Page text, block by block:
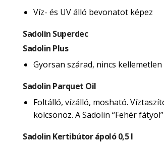
Víz- és UV álló bevonatot képez
Sadolin Superdec
Sadolin Plus
Gyorsan szárad, nincs
Sadolin Parquet Oil
Foltálló, vízálló, mosható.
kölcsönöz. A Sadolin “Fehér
Sadolin Kertibútor ápoló 0,5 l